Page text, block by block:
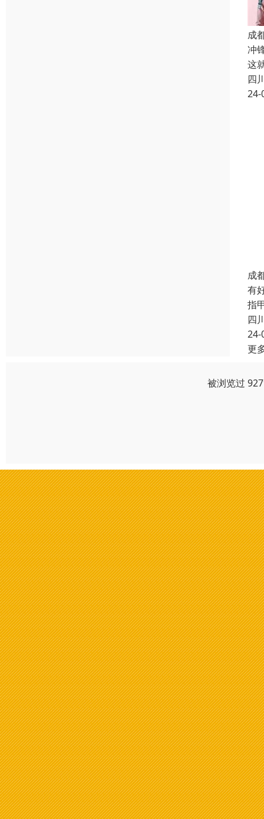
成
冲
这
四
24-
成
有
指
四
24-
更
被浏览过